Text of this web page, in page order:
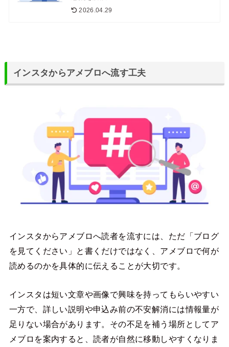
2026.04.29
インスタからアメブロへ流す工夫
インスタからアメブロへ読者を流すには、ただ「ブログ
を見てください」と書くだけではなく、アメブロで何が
読めるのかを具体的に伝えることが大切です。
インスタは短い文章や画像で興味を持ってもらいやすい
一方で、詳しい説明や申込み前の不安解消には情報量が
足りない場合があります。その不足を補う場所としてア
メブロを案内すると、読者が自然に移動しやすくなりま